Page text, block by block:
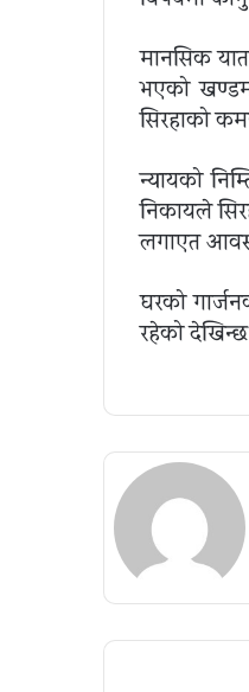
मानसिक
भएको
सिरहाको
न्यायको
निकायले
लगाएत
घरको
रहेको देखिन्छ